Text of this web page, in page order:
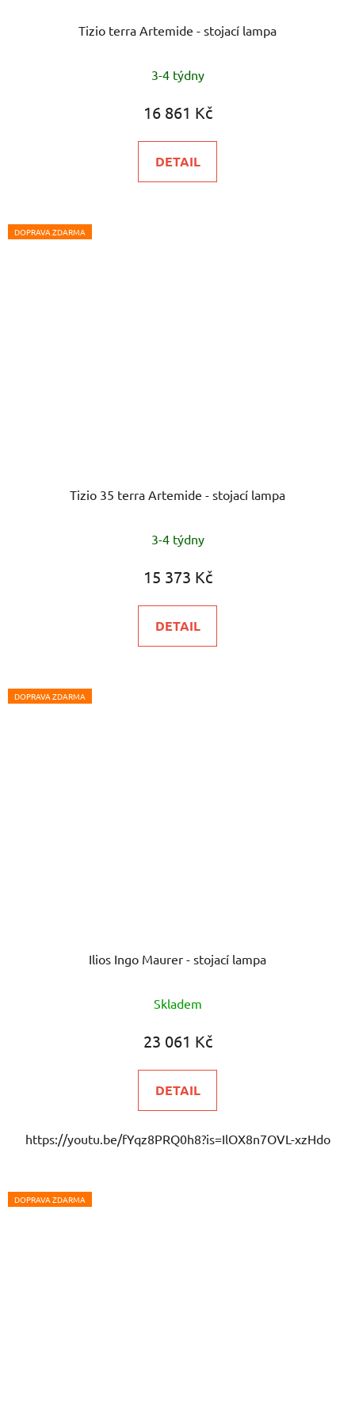
Tizio terra Artemide - stojací lampa
3-4 týdny
16 861 Kč
DETAIL
DOPRAVA ZDARMA
Tizio 35 terra Artemide - stojací lampa
3-4 týdny
15 373 Kč
DETAIL
DOPRAVA ZDARMA
Ilios Ingo Maurer - stojací lampa
Skladem
23 061 Kč
DETAIL
https://youtu.be/fYqz8PRQ0h8?is=IlOX8n7OVL-xzHdo
DOPRAVA ZDARMA